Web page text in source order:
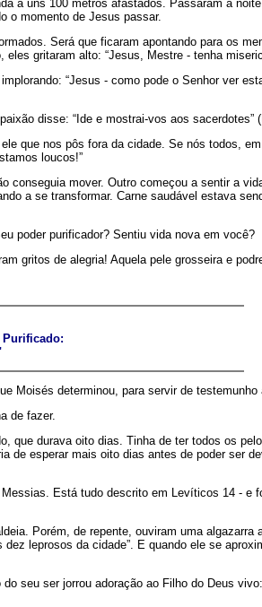
a uns 100 metros afastados. Passaram a
o momento de Jesus passar.
Será que ficaram apontando para os
gritaram alto: “Jesus, Mestre - tenha
“Jesus - como pode o Senhor ver
disse: “Ide e mostrai-vos aos sacerdotes”
que nos pôs fora da cidade. Se nós todos,
loucos!”
conseguia mover. Outro começou a sentir a
a se transformar. Carne saudável estava
poder purificador? Sentiu vida nova em você?
gritos de alegria! Aquela pele grosseira e
Purificado:
Moisés determinou, para servir de testemunho
de fazer.
que durava oito dias. Tinha de ter todos os
de esperar mais oito dias antes de poder ser
Está tudo descrito em Levíticos 14 - e
Porém, de repente, ouviram uma algazarra
leprosos da cidade”. E quando ele se
seu ser jorrou adoração ao Filho do Deus